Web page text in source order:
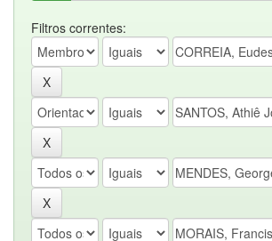
Filtros correntes: